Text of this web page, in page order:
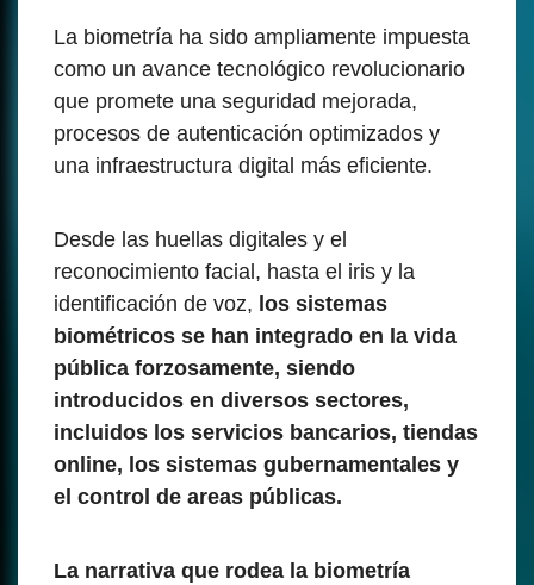
La biometría ha sido ampliamente impuesta
como un avance tecnológico revolucionario
que promete una seguridad mejorada,
procesos de autenticación optimizados y
una infraestructura digital más eficiente.
Desde las huellas digitales y el
reconocimiento facial, hasta el iris y la
identificación de voz, los sistemas
biométricos se han integrado en la vida
pública forzosamente, siendo
introducidos en diversos sectores,
incluidos los servicios bancarios, tiendas
online, los sistemas gubernamentales y
el control de areas públicas.
La narrativa que rodea la biometría